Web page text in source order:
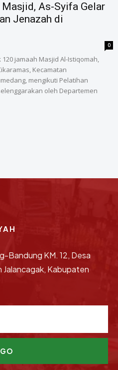
As-Syifa Gelar
Jenazah di
0
jamaah Masjid Al-Istiqomah,
Kecamatan
mengikuti Pelatihan
oleh Departemen
Bandung KM. 12, Desa
Jalancagak, Kabupaten
GO